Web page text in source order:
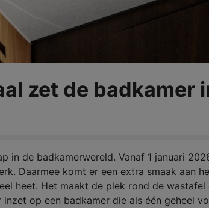
zet de badkamer
in de badkamerwereld. Vanaf 1 januari
Daarmee komt er een extra smaak aan
heet. Het maakt de plek rond de
op een badkamer die als één geheel